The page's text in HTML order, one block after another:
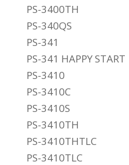
PS-3400TH
PS-340QS
PS-341
PS-341 HAPPY START
PS-3410
PS-3410C
PS-3410S
PS-3410TH
PS-3410THTLC
PS-3410TLC